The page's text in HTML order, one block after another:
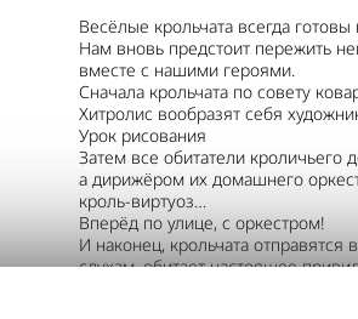
Весёлые крольчата всегда
Нам вновь предстоит пережить
вместе с нашими героями.
Сначала крольчата по совету
Хитролис вообразят себя
Урок рисования
Затем все обитатели кроличьего
а дирижёром их домашнего
кроль-виртуоз…
Вперёд по улице, с оркестром!
И наконец, крольчата отправятся
слухам, обитает настоящее